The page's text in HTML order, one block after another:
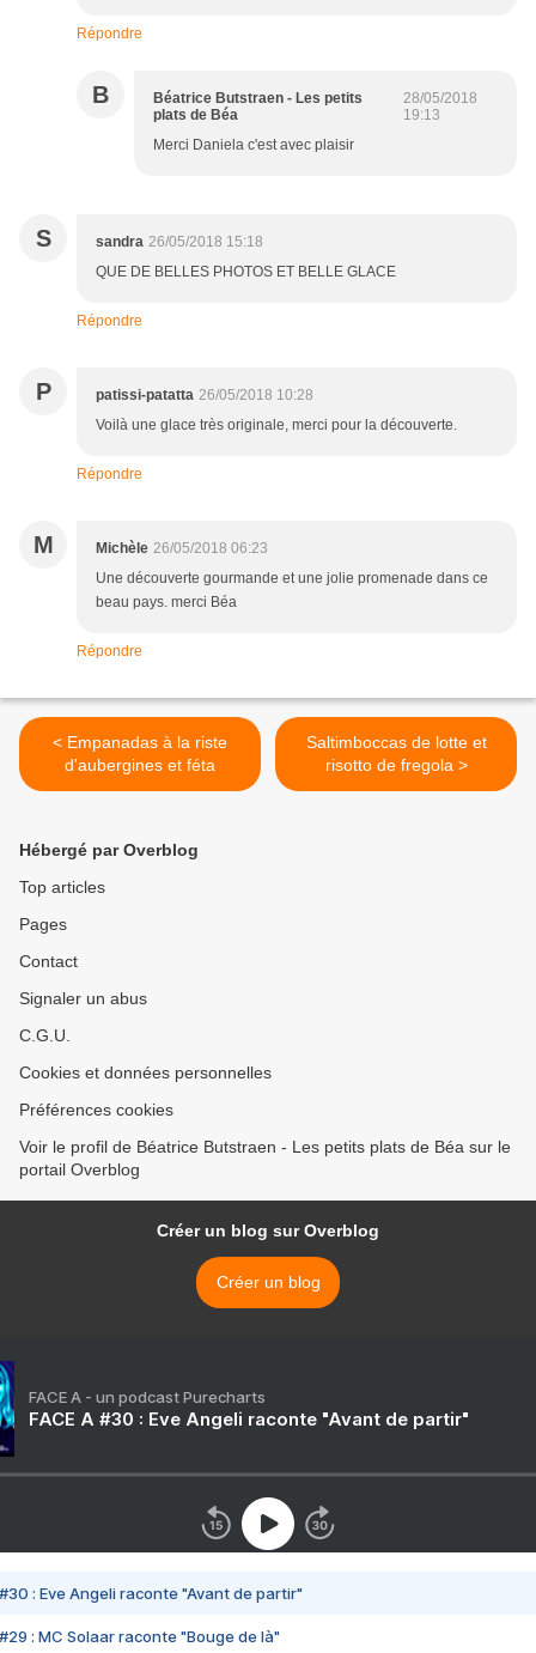
Répondre
B
Béatrice Butstraen - Les petits
plats de Béa
28/05/2018
19:13
Merci Daniela c'est avec plaisir
S sandra 26/05/2018 15:18
QUE DE BELLES PHOTOS ET BELLE GLACE
Répondre
P patissi-patatta 26/05/2018 10:28
Voilà une glace très originale, merci pour la découverte.
Répondre
M Michèle 26/05/2018 06:23
Une découverte gourmande et une jolie promenade dans ce
beau pays. merci Béa
Répondre
< Empanadas à la riste
d'aubergines et féta
Saltimboccas de lotte et
risotto de fregola >
Hébergé par Overblog
Top articles
Pages
Contact
Signaler un abus
C.G.U.
Cookies et données personnelles
Préférences cookies
Voir le profil de Béatrice Butstraen - Les petits plats de Béa sur le
portail Overblog
Créer un blog sur Overblog
Créer un blog
FACE A - un podcast Purecharts
FACE A #30 : Eve Angeli raconte "Avant de partir"
#30 : Eve Angeli raconte "Avant de partir"
#29 : MC Solaar raconte "Bouge de là"